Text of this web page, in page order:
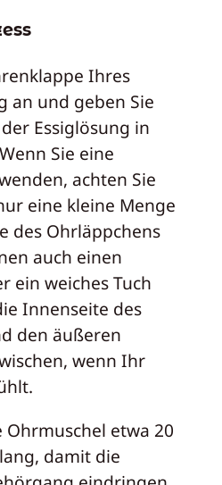
Ihres
an und geben Sie
Essiglösung in
Sie eine
achten Sie
eine kleine Menge
des Ohrläppchens
auch einen
ein weiches Tuch
Innenseite des
den äußeren
wenn Ihr
Ohrmuschel etwa 20
damit die